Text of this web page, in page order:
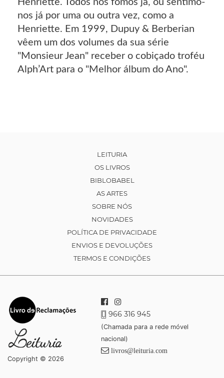
Henriette. Todos nós fomos já, ou sentimo-
nos já por uma ou outra vez, como a
Henriette. Em 1999, Dupuy & Berberian
vêem um dos volumes da sua série
"Monsieur Jean" receber o cobiçado troféu
Alph’Art para o "Melhor álbum do Ano".
LEITURIA
OS LIVROS
BIBLOBABEL
AS ARTES
SOBRE NÓS
NOVIDADES
POLÍTICA DE PRIVACIDADE
ENVIOS E DEVOLUÇÕES
TERMOS E CONDIÇÕES
Copyright © 2026
966 316 945
(Chamada para a rede móvel
nacional)
livros@leituria.com